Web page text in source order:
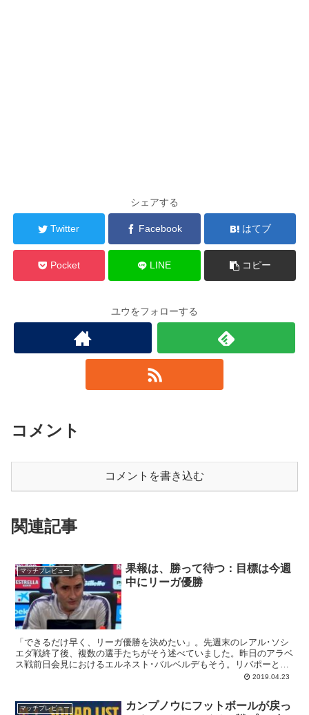
シェアする
Twitter Facebook はてブ
Pocket LINE コピー
ユウをフォローする
コメント
コメントを書き込む
関連記事
マッチプレビュー
果報は、勝って待つ：目標は今週
中にリーガ優勝
「できるだけ早く、リーガ優勝を決めたい」。先週末のレアル･ソシ
エダ戦終了後、複数の選手たちがそう述べていました。昨日のアラベ
ス戦前日会見におけるエルネスト･バルベルデもそう。リバポーとの
チャンピオンズ決戦前に、ラ･リーガのタイトルを手にすることがチ
2019.04.23
マッチプレビュー
カンプノウにフットボールが戻っ